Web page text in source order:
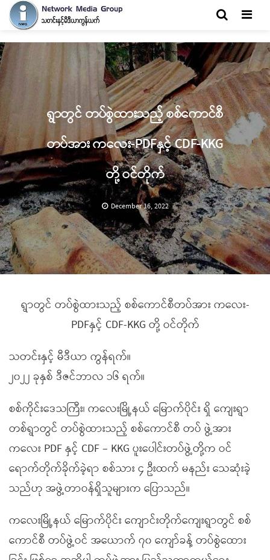
ရွာတွင် တပ်စွဲထားသည့် စစ်ကောင်စီ
တပ်အား ကလေး-PDFနှင့် CDF-KKG
တို့ ဝင်တိုက်
December 16, 2022
ရွာတွင် တပ်စွဲထားသည့် စစ်ကောင်စီတပ်အား ကလေး-
PDFနှင့် CDF-KKG တို့ ဝင်တိုက်
သတင်းနှင့် မီဒီယာ ကွန်ရက်။
၂၀၂၂ ခုနှစ် ဒီဇင်ဘာလ ၁၆ ရက်။
စစ်ကိုင်းဒေသကြီး၊ ကလေးမြို့နယ် မြောက်ပိုင်း ရှိ ကျေးရွာ
တစ်ရွာတွင် တပ်စွဲထားသည့် စစ်ကောင်စီ တပ် ဖွဲ့အား
ကလေး PDF နှင့် CDF – KKG ပူးပေါင်းတပ်ဖွဲ့တို့က ဝင်
ရောက်တိုက်ခိုက်ခဲ့ရာ စစ်သား ၄ ဦးထက် မနည်း သေဆုံးခဲ့
သည်ဟု အဖွဲ့တာဝန်ရှိသူများက ပြောသည်။
ကလေးမြို့နယ် မြောက်ပိုင်း ကျောင်းတိုက်ကျေးရွာတွင် စစ်
ကောင်စီ တပ်ဖွဲ့ဝင် အယောက် ၇၀ ကျော်ခန့် တပ်စွဲထေား